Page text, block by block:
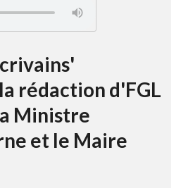
rédaction d'FGL
Ministre
et le Maire